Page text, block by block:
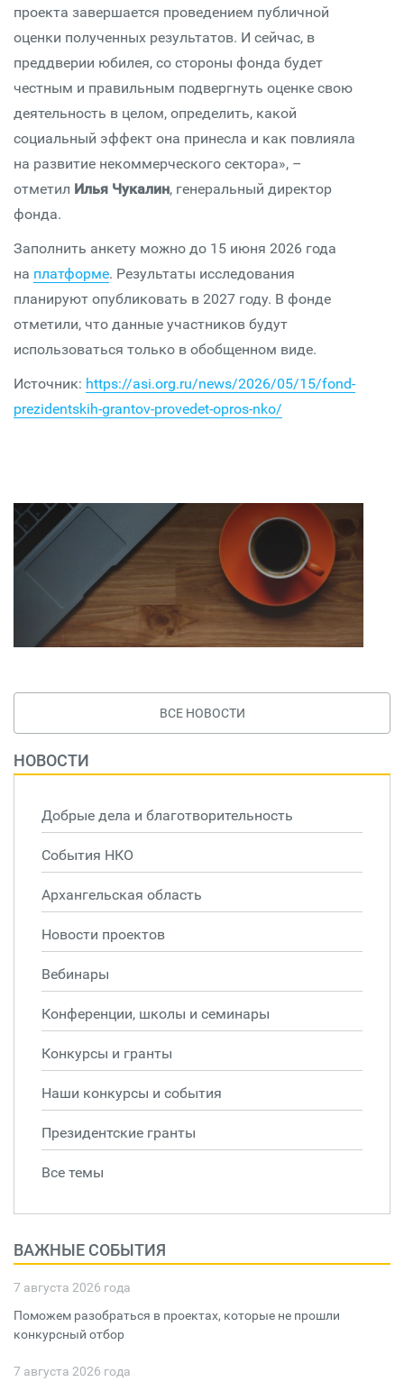
проекта завершается проведением публичной
оценки полученных результатов. И сейчас, в
преддверии юбилея, со стороны фонда будет
честным и правильным подвергнуть оценке свою
деятельность в целом, определить, какой
социальный эффект она принесла и как повлияла
на развитие некоммерческого сектора», –
отметил Илья Чукалин, генеральный директор
фонда.
Заполнить анкету можно до 15 июня 2026 года
на платформе. Результаты исследования
планируют опубликовать в 2027 году. В фонде
отметили, что данные участников будут
использоваться только в обобщенном виде.
Источник: https://asi.org.ru/news/2026/05/15/fond-
prezidentskih-grantov-provedet-opros-nko/
ВСЕ НОВОСТИ
НОВОСТИ
Добрые дела и благотворительность
События НКО
Архангельская область
Новости проектов
Вебинары
Конференции, школы и семинары
Конкурсы и гранты
Наши конкурсы и события
Президентские гранты
Все темы
ВАЖНЫЕ СОБЫТИЯ
7 августа 2026 года
Поможем разобраться в проектах, которые не прошли
конкурсный отбор
7 августа 2026 года